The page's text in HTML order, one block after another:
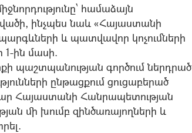
համաձայն
ինչպես նաև «Հայաստանի
և պատվավոր կոչումների
1-ին մասի.
պաշտպանության գործում ներդրած
ընթացքում ցուցաբերած
Հայաստանի Հանրապետության
մի խումբ զինծառայողների և